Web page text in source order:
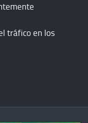
tráfico en los